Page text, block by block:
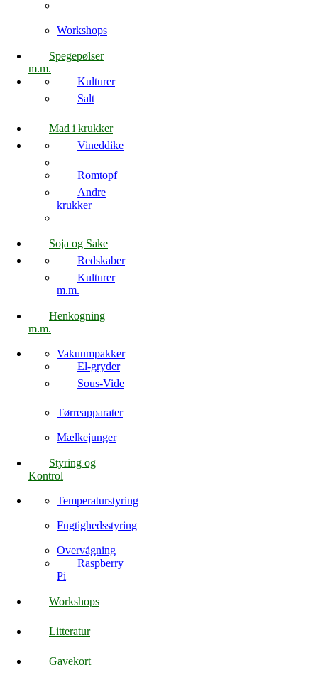
Workshops
Spegepølser
m.m.
Kulturer
Salt
Mad i krukker
Vineddike
Romtopf
Andre
krukker
Soja og Sake
Redskaber
Kulturer
m.m.
Henkogning
m.m.
Vakuumpakker
El-gryder
Sous-Vide
Tørreapparater
Mælkejunger
Styring og
Kontrol
Temperaturstyring
Fugtighedsstyring
Overvågning
Raspberry
Pi
Workshops
Litteratur
Gavekort